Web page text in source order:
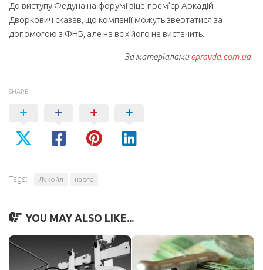
До виступу Федуна на форумі віце-прем’єр Аркадій
Дворкович сказав, що компанії можуть звертатися за
допомогою з ФНБ, але на всіх його не вистачить.
За матеріаламиepravda.com.ua
SHARE
Tags: Лукойл нафта
YOU MAY ALSO LIKE...